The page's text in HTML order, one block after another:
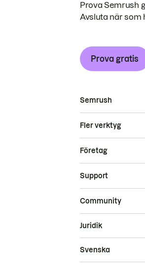
Prova Semrush
Avsluta när som
Prova gratis
Semrush
Fler verktyg
Företag
Support
Community
Juridik
Svenska